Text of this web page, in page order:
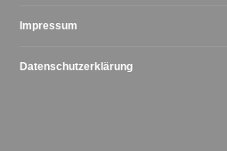
Impressum
Datenschutzerklärung